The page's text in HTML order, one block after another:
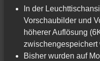
In der
Vorschaubilder und
höherer Auflösung
zwischengespeichert
Bisher wurden auf